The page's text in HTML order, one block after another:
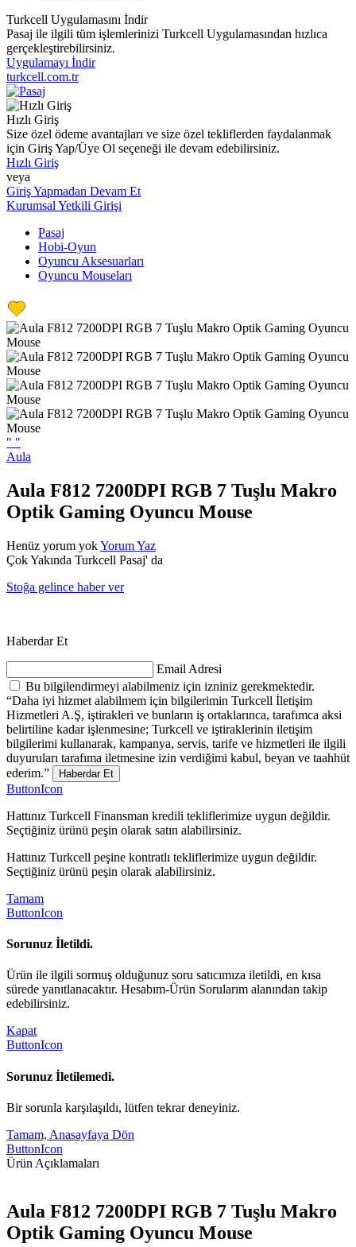
Turkcell Uygulamasını İndir
Pasaj ile ilgili tüm işlemlerinizi Turkcell Uygulamasından hızlıca
gerçekleştirebilirsiniz.
Uygulamayı İndir
turkcell.com.tr
Hızlı Giriş
Size özel ödeme avantajları ve size özel tekliflerden faydalanmak
için Giriş Yap/Üye Ol seçeneği ile devam edebilirsiniz.
Hızlı Giriş
veya
Giriş Yapmadan Devam Et
Kurumsal Yetkili Girişi
Pasaj
Hobi-Oyun
Oyuncu Aksesuarları
Oyuncu Mouseları
" "
Aula
Aula F812 7200DPI RGB 7 Tuşlu Makro
Optik Gaming Oyuncu Mouse
Henüz yorum yokYorum Yaz
Çok Yakında Turkcell Pasaj' da
Stoğa gelince haber ver
Haberdar Et
Email Adresi
Bu bilgilendirmeyi alabilmeniz için izniniz gerekmektedir.
“Daha iyi hizmet alabilmem için bilgilerimin Turkcell İletişim
Hizmetleri A.Ş, iştirakleri ve bunların iş ortaklarınca, tarafımca aksi
belirtiline kadar işlenmesine; Turkcell ve iştiraklerinin iletişim
bilgilerimi kullanarak, kampanya, servis, tarife ve hizmetleri ile ilgili
duyuruları tarafıma iletmesine izin verdiğimi kabul, beyan ve taahhüt
ederim.”
Haberdar Et
ButtonIcon
Hattınız Turkcell Finansman kredili tekliflerimize uygun değildir.
Seçtiğiniz ürünü peşin olarak satın alabilirsiniz.
Hattınız Turkcell peşine kontratlı tekliflerimize uygun değildir.
Seçtiğiniz ürünü peşin olarak alabilirsiniz.
Tamam
ButtonIcon
Sorunuz İletildi.
Ürün ile ilgili sormuş olduğunuz soru satıcımıza iletildi, en kısa
sürede yanıtlanacaktır. Hesabım-Ürün Sorularım alanından takip
edebilirsiniz.
Kapat
ButtonIcon
Sorunuz İletilemedi.
Bir sorunla karşılaşıldı, lütfen tekrar deneyiniz.
Tamam, Anasayfaya Dön
ButtonIcon
Ürün Açıklamaları
Aula F812 7200DPI RGB 7 Tuşlu Makro
Optik Gaming Oyuncu Mouse